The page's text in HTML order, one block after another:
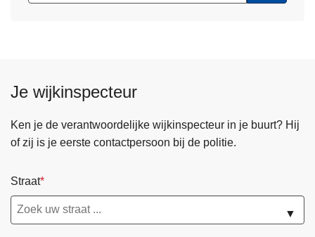
Je wijkinspecteur
Ken je de verantwoordelijke wijkinspecteur in je buurt? Hij
of zij is je eerste contactpersoon bij de politie.
Straat
▼